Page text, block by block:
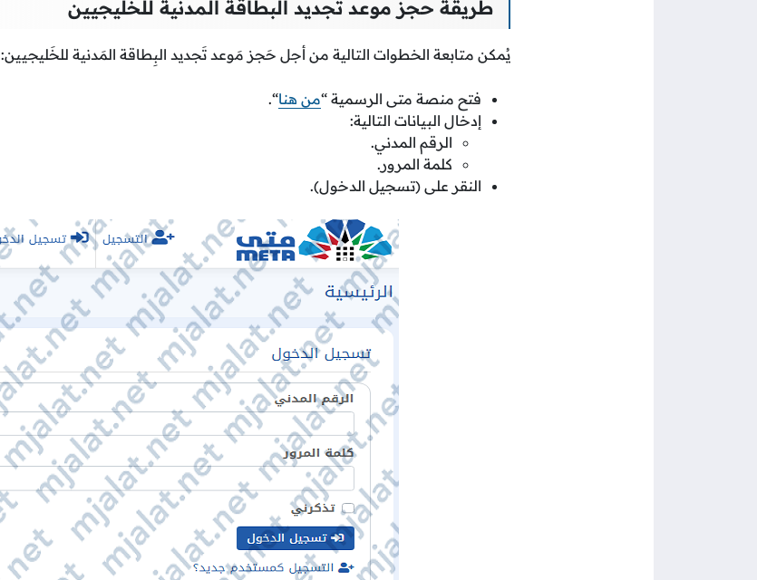
طريقة حجز موعد تجديد البطاقة المدنية للخليجيين
يُمكن متابعة الخطوات التالية من أجل حَجز مَوعد تَجديد البِطاقة المَدنية للخَليجيين:
فتح منصة متى الرسمية “من هنا“.
إدخال البيانات التالية:
الرقم المدني.
كلمة المرور.
النقر على (تسجيل الدخول).